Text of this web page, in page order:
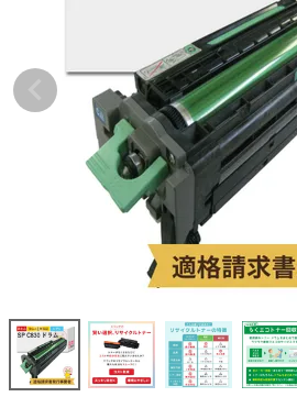
詰め替えインク
互換インクボトル
互換インクカートリッジ
再生インクカートリッジ
ご利用ガイド
よくある質問